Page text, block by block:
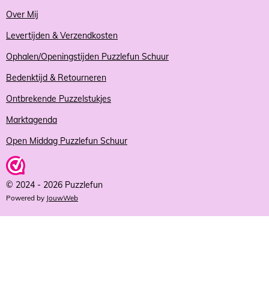
Over Mij
Levertijden & Verzendkosten
Ophalen/Openingstijden Puzzlefun Schuur
Bedenktijd & Retourneren
Ontbrekende Puzzelstukjes
Marktagenda
Open Middag Puzzlefun Schuur
© 2024 - 2026 Puzzlefun
Powered by JouwWeb